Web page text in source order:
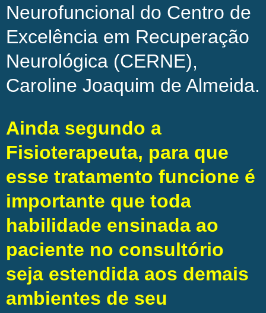
Neurofuncional do Centro de
Excelência em Recuperação
Neurológica (CERNE),
Caroline Joaquim de Almeida.
Ainda segundo a
Fisioterapeuta, para que
esse tratamento funcione é
importante que toda
habilidade ensinada ao
paciente no consultório
seja estendida aos demais
ambientes de seu